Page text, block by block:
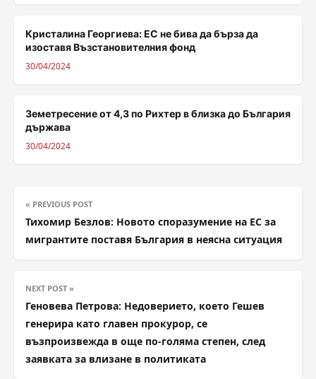
Кристалина Георгиева: ЕС не бива да бърза да
изоставя Възстановителния фонд
30/04/2024
Земетресение от 4,3 по Рихтер в близка до България
държава
30/04/2024
« PREVIOUS POST
Тихомир Безлов: Новото споразумение на ЕС за
мигрантите поставя България в неясна ситуация
NEXT POST »
Геновева Петрова: Недоверието, което Гешев
генерира като главен прокурор, се
възпроизвежда в още по-голяма степен, след
заявката за влизане в политиката